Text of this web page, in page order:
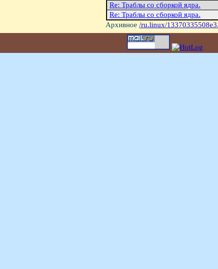
Re: Траблы со сборкой ядра.
Re: Траблы со сборкой ядра.
Архивное /ru.linux/